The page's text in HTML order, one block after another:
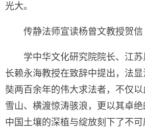
光大。
传静法师宣读杨曾文教授贺信
学中华文化研究院院长、江
长赖永海教授在致辞中提出，法
奘两百余年的伟大求法者，不仅
雪山、横渡惊涛骇浪，更以其卓
中国土壤的深植与绽放刻下了不可